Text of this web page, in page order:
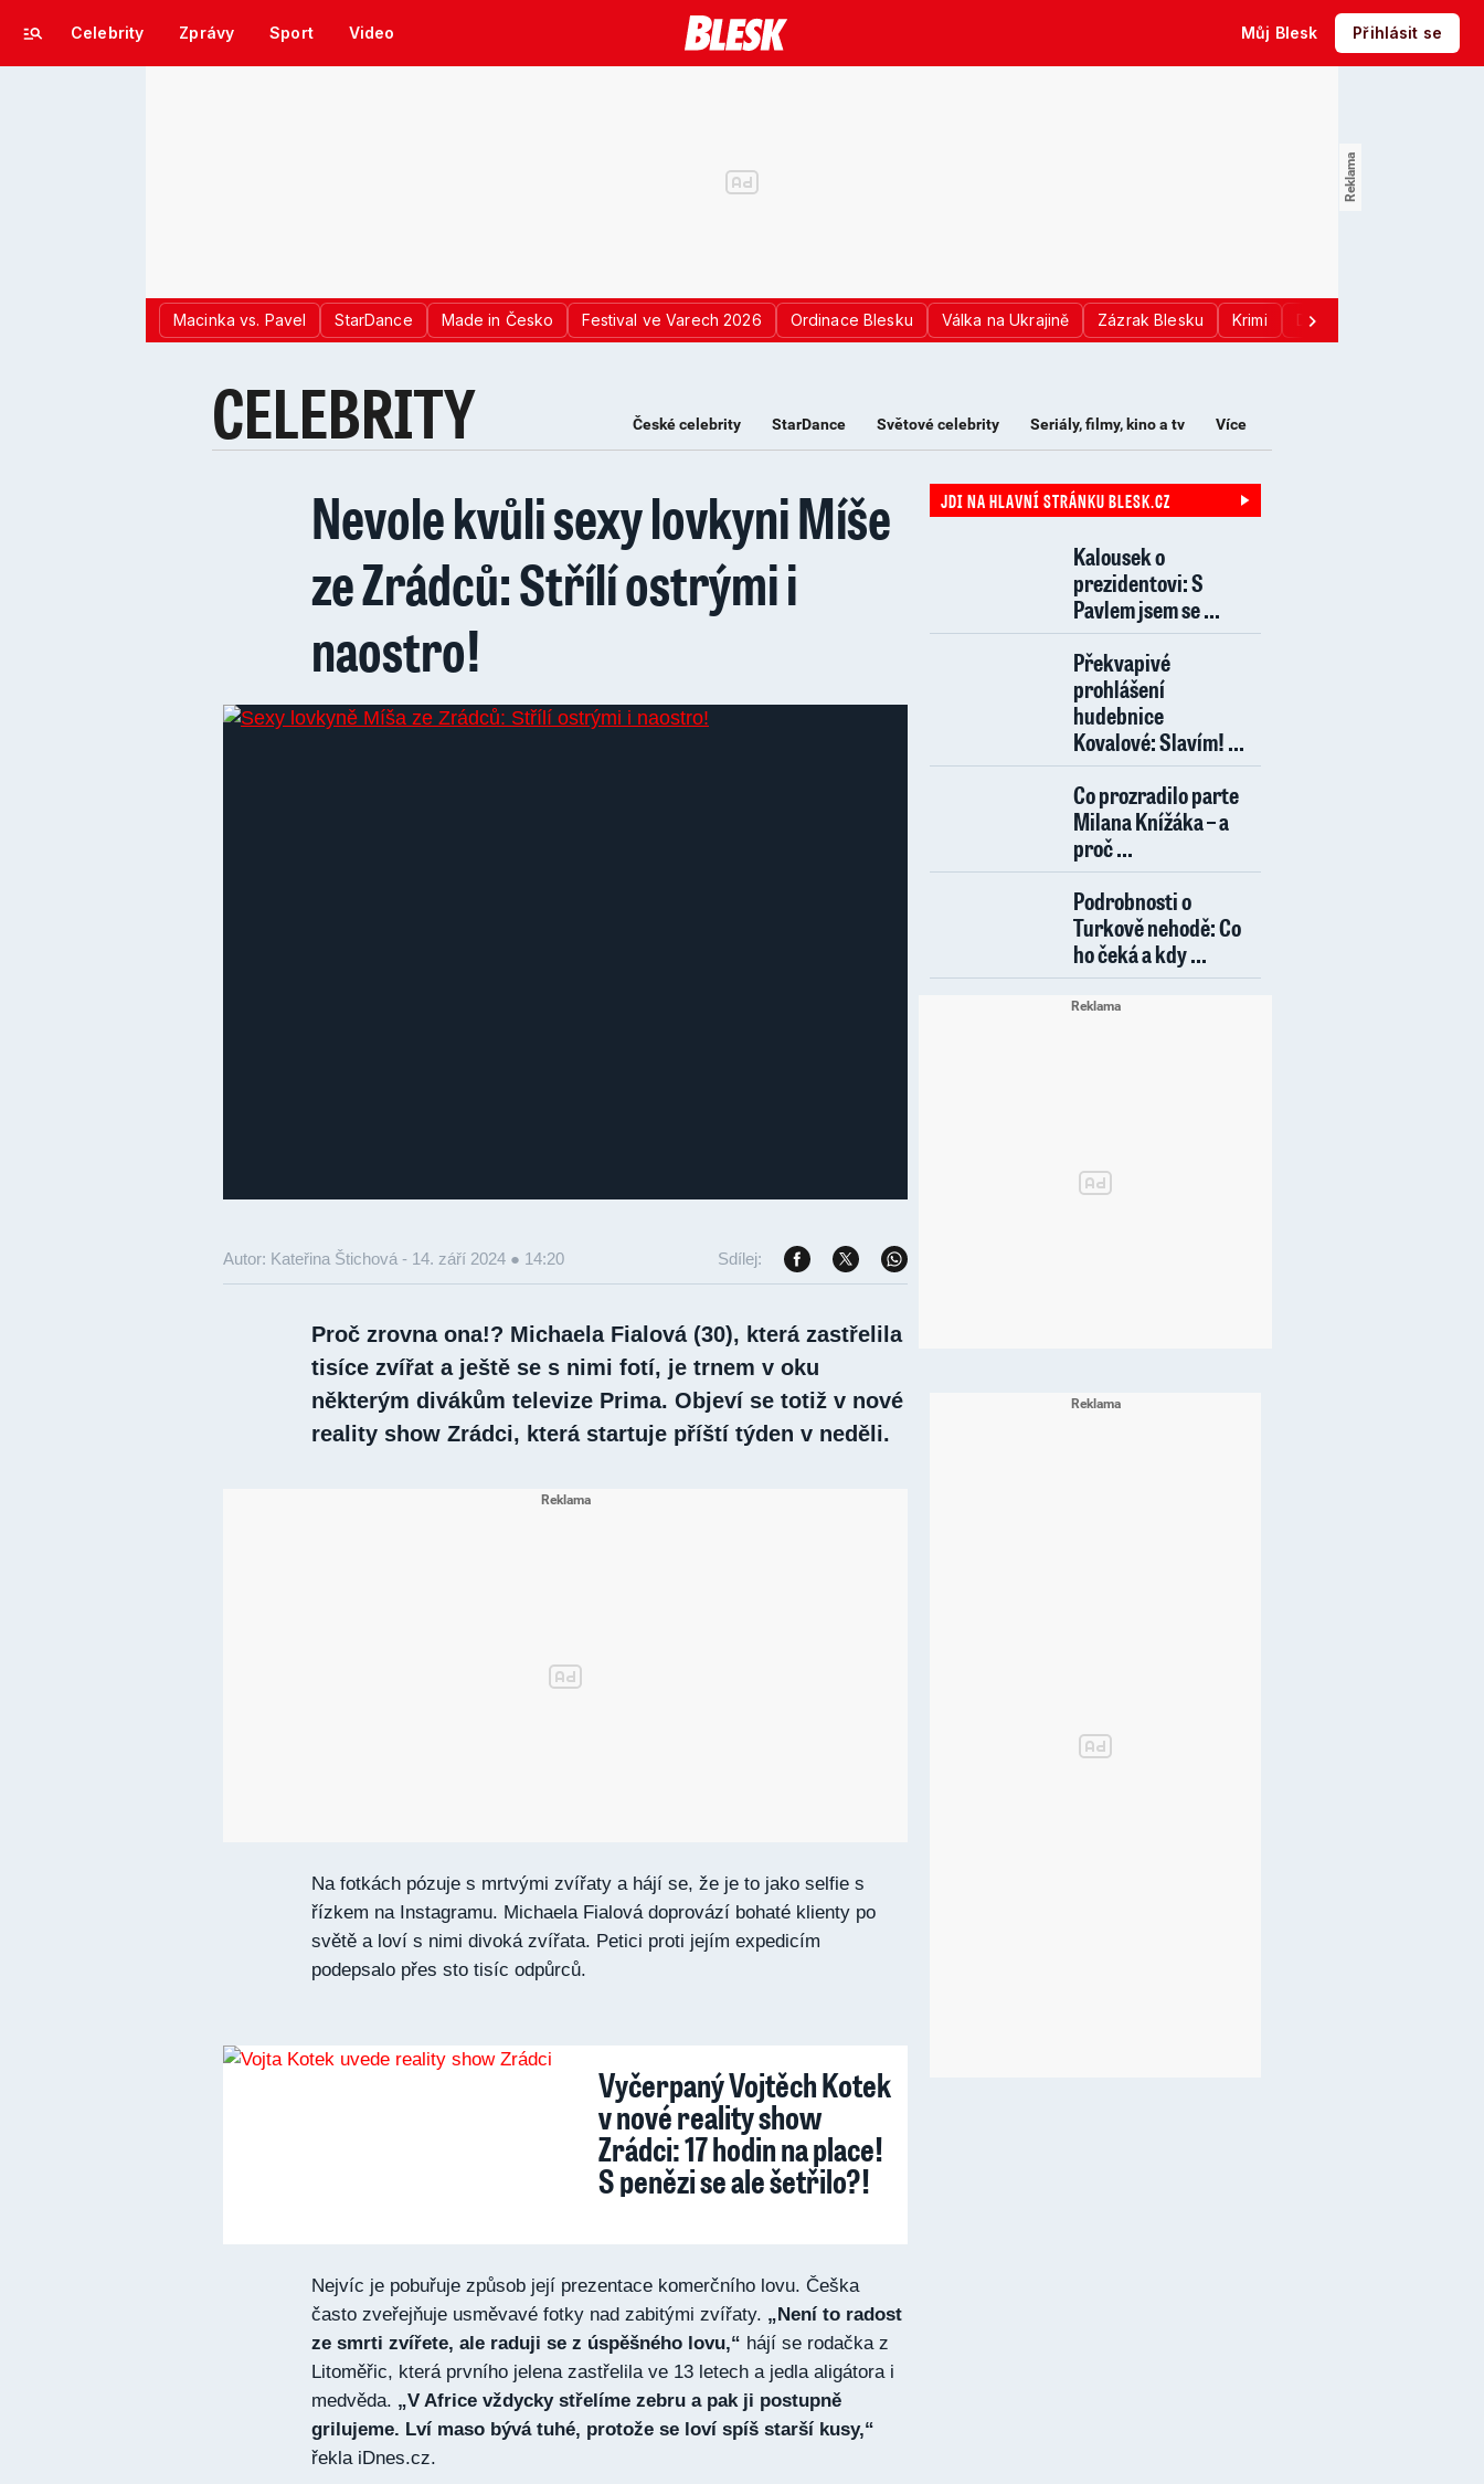
Celebrity Zprávy Sport Video Můj Blesk Přihlásit se
Macinka vs. Pavel StarDance Made in Česko Festival ve Varech 2026 Ordinace Blesku Válka na Ukrajině Zázrak Blesku Krimi Donald Trump
CELEBRITY České celebrity StarDance Světové celebrity Seriály, filmy, kino a tv Více
Nevole kvůli sexy lovkyni Míše
ze Zrádců: Střílí ostrými i
naostro!
Autor: Kateřina Štichová - 14. září 2024 ● 14:20 Sdílej:
Proč zrovna ona!? Michaela Fialová (30), která zastřelila
tisíce zvířat a ještě se s nimi fotí, je trnem v oku
některým divákům televize Prima. Objeví se totiž v nové
reality show Zrádci, která startuje příští týden v neděli.
Na fotkách pózuje s mrtvými zvířaty a hájí se, že je to jako selfie s
řízkem na Instagramu. Michaela Fialová doprovází bohaté klienty po
světě a loví s nimi divoká zvířata. Petici proti jejím expedicím
podepsalo přes sto tisíc odpůrců.
Vyčerpaný Vojtěch Kotek
v nové reality show
Zrádci: 17 hodin na place!
S penězi se ale šetřilo?!
Nejvíc je pobuřuje způsob její prezentace komerčního lovu. Češka
často zveřejňuje usměvavé fotky nad zabitými zvířaty. „Není to radost
ze smrti zvířete, ale raduji se z úspěšného lovu,“ hájí se rodačka z
Litoměřic, která prvního jelena zastřelila ve 13 letech a jedla aligátora i
medvěda. „V Africe vždycky střelíme zebru a pak ji postupně
grilujeme. Lví maso bývá tuhé, protože se loví spíš starší kusy,“
řekla iDnes.cz.
JDI NA HLAVNÍ STRÁNKU BLESK.CZ
Kalousek o
prezidentovi: S
Pavlem jsem se ...
Překvapivé
prohlášení
hudebnice
Kovalové: Slavím! ...
Co prozradilo parte
Milana Knížáka – a
proč ...
Podrobnosti o
Turkově nehodě: Co
ho čeká a kdy ...